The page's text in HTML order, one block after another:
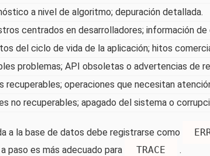
a nivel de algoritmo; depuración detallada.
centrados en desarrolladores; información
del ciclo de vida de la aplicación; hitos
problemas; API obsoletas o advertencias de
recuperables; operaciones que necesitan
no recuperables; apagado del sistema o
a la base de datos debe registrarse como
paso es más adecuado para
TRACE .